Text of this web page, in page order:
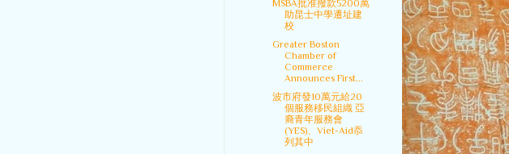
MSBA批准撥款5200萬
助昆士中學遷址建
校
Greater Boston
Chamber of
Commerce
Announces First...
波市府發10萬元給20
個服務移民組織 亞
裔青年服務會
(YES)、Viet-Aid忝
列其中